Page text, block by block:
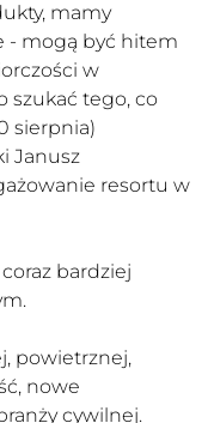
mamy
- mogą być hitem
w
szukać tego, co
sierpnia)
Janusz
resortu w
bardziej
powietrznej,
nowe
cywilnej.